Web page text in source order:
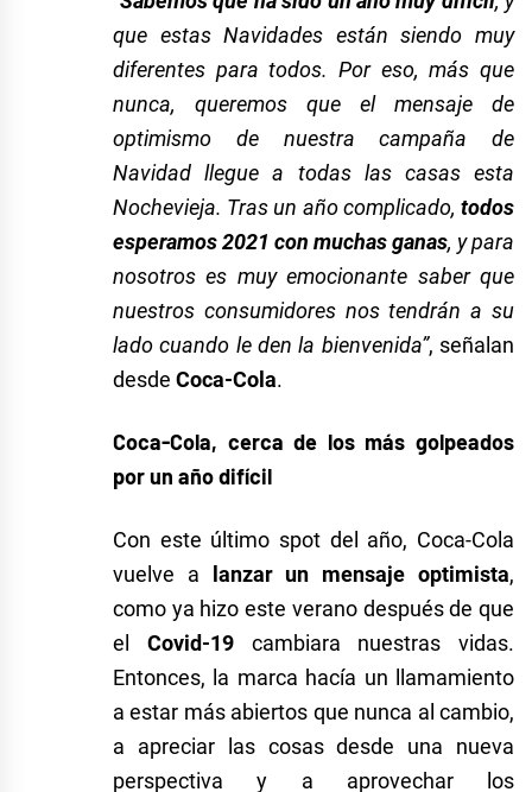
que estas Navidades están siendo muy
diferentes para todos. Por eso, más que
nunca, queremos que el mensaje de
optimismo de nuestra campaña de
Navidad llegue a todas las casas esta
Nochevieja. Tras un año complicado, todos
esperamos 2021 con muchas ganas, y para
nosotros es muy emocionante saber que
nuestros consumidores nos tendrán a su
lado cuando le den la bienvenida”, señalan
desde Coca-Cola.
Coca-Cola, cerca de los más golpeados
por un año difícil
Con este último spot del año, Coca-Cola
vuelve a lanzar un mensaje optimista,
como ya hizo este verano después de que
el Covid-19cambiara nuestras vidas.
Entonces, la marca hacía un llamamiento
a estar más abiertos que nunca al cambio,
a apreciar las cosas desde una nueva
perspectiva y a aprovechar los